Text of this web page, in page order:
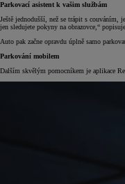
Parkovací asistent k vašim službám
Ještě jednodušší, než se trápit s couváním,
jen sledujete pokyny na obrazovce,“
Auto pak začne opravdu úplně samo
Parkování mobilem
Dalším skvělým pomocníkem je aplikace